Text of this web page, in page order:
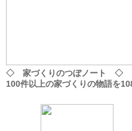
◇ 家づくりのつぼノート ◇
100件以上の家づくりの物語を